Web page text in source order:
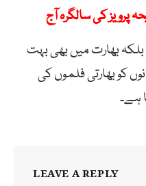
پرویز کی سالگرہ آج
بھارت میں بھی بہت
کو بھارتی فلموں کی
ہے۔
LEAVE A REPLY